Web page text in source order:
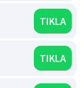
TIKLA
TIKLA